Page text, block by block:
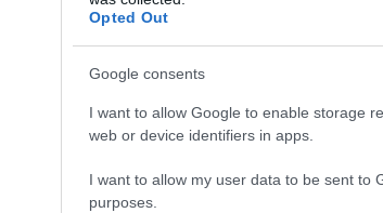
Opted Out
Google consents
I want to allow Google to enable storage
web or device identifiers in apps.
I want to allow my user data to be sent to
purposes.
στην κατηγορία καθίσματα με πιστοποίηση
με πολλά μοντέλα και εκδόσεις. Για
από την ίδια την εταιρία, καθώς και τα καθίσματα
υπόσχονται άνεση στα ταξίδια μεγάλων
και Grandland – αλλά και για το Crossland, και το
μήκος, το ύψος, την κλίση, τη στήριξη μηρού και
υποστήριξη, εξασφαλίζουν μία υγιή στάση